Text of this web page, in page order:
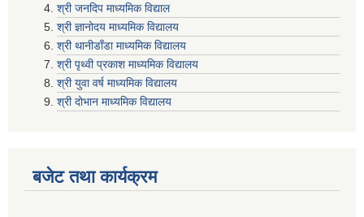
श्री जनदिप माध्यमिक विद्याल
श्री ज्ञानोदय माध्यमिक विद्यालय
श्री थानीडाँडा माध्यमिक विद्यालय
श्री पृथ्वी प्रकाश माध्यमिक विद्यालय
श्री युवा वर्ष माध्यमिक विद्यालय
श्री दोभान माध्यमिक विद्यालय
बजेट तथा कार्यक्रम